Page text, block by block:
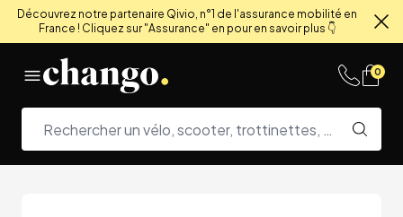
Découvrez notre partenaire Qivio, n°1 de l'assurance mobilité en
France ! Cliquez sur "Assurance" en pour en savoir plus 👇
0